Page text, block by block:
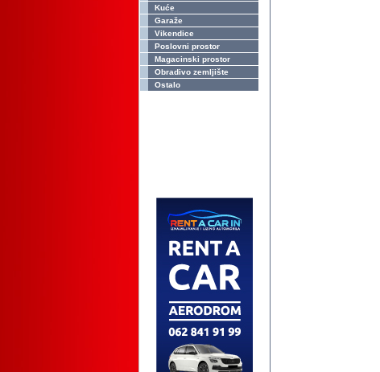
Kuće
Garaže
Vikendice
Poslovni prostor
Magacinski prostor
Obradivo zemljište
Ostalo